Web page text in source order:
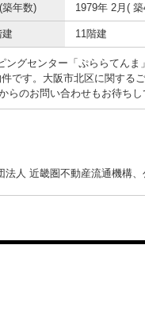
年数) 1979年 2月(
建 11階建
ングセンター「ぷららてんま
です。大阪市北区に関する
のお問い合わせもお待ちし
人 近畿圏不動産流通機構